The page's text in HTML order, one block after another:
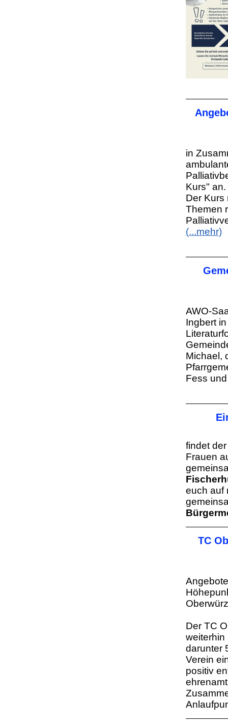
in
Kurs" an.
Der Kurs
Themen
(...mehr)
AWO-
Ingbert
Michael,
Fess
findet
Frauen
euch auf
TC
Der TC
weiterhin
darunter
Verein
positiv